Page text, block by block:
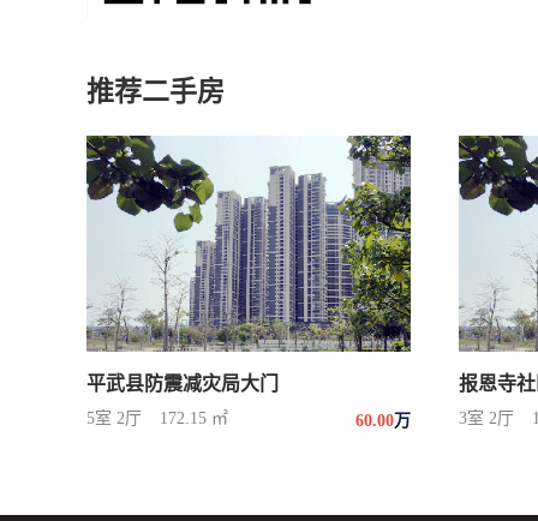
推荐二手房
平武县防震减灾局大门
5室 2厅 172.15 ㎡ 60.00万
报恩寺
3室 2厅